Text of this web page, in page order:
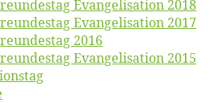
Evan­ge­li­sa­ti­on 2018
Evan­ge­li­sa­ti­on 2017
2016
Evan­ge­li­sa­ti­on 2015